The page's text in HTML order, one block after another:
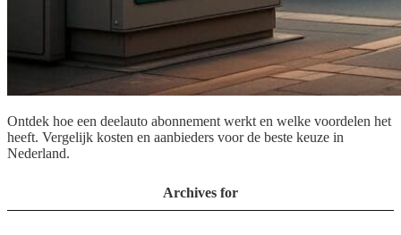
Ontdek hoe een deelauto abonnement werkt en welke voordelen het
heeft. Vergelijk kosten en aanbieders voor de beste keuze in
Nederland.
Archives for